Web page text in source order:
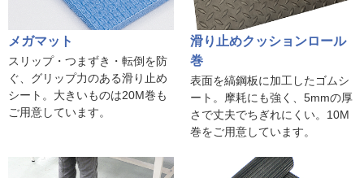
メガマット
スリップ・つまずき・転倒を防
ぐ、グリップ力のある滑り止め
シート。大きいものは20M巻も
ご用意しています。
滑り止めクッションロール
巻
表面を縞鋼板に加工したゴムシ
ート。摩耗にも強く、5mmの厚
さで丈夫でちぎれにくい。10M
巻をご用意しています。